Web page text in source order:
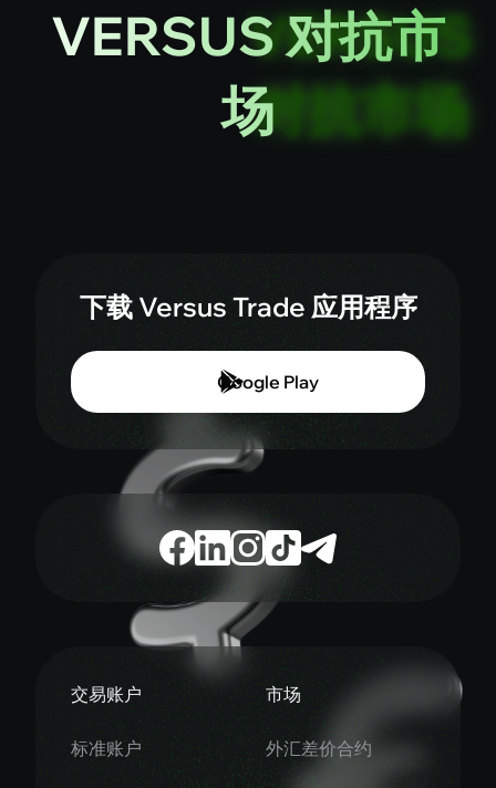
VERSUS 对抗市
场
下载 Versus Trade 应用程序
Google Play
交易账户
标准账户
市场
外汇差价合约